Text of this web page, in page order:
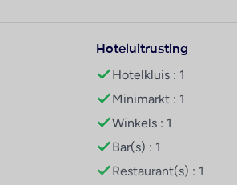
en uitgebreid buffet.Hoteluitrusting
Hotelkluis : 1
Minimarkt : 1
Winkels : 1
Bar(s) : 1
Restaurant(s) : 1